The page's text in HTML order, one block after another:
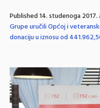
Published14. studenoga 2017.
Grupe uručili Općoj i
donaciju u iznosu od